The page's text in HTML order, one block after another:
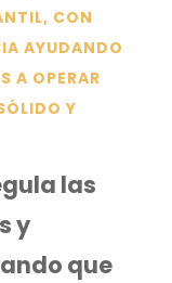
CON
AYUDANDO
A OPERAR
Y
las
y
que